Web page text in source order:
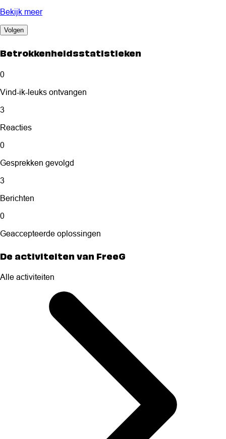
Bekijk meer
Volgen
Betrokkenheidsstatistieken
0
Vind-ik-leuks ontvangen
3
Reacties
0
Gesprekken gevolgd
3
Berichten
0
Geaccepteerde oplossingen
De activiteiten van FreeG
Alle activiteiten